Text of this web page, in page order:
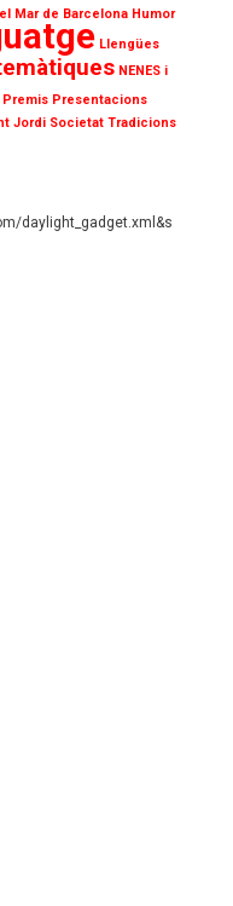
Mar de Barcelona Humor
Llengües
NENES i
Premis Presentacions
Jordi Societat Tradicions
daylight_gadget.xml&s